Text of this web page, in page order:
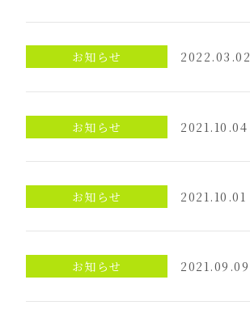
お知らせ 2022.03.02
お知らせ 2021.10.04
お知らせ 2021.10.01
お知らせ 2021.09.09